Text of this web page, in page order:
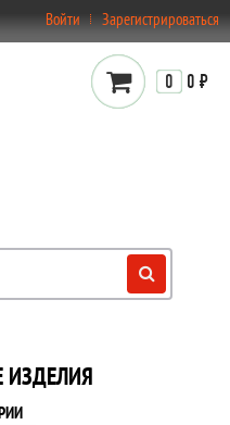
Войти Зарегистрироваться
0 0 ₽
ИЗДЕЛИЯ